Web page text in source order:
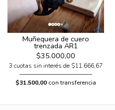
Muñequera de cuero
trenzada AR1
$35.000,00
3 cuotas sin interés de $11.666,67
$31.500,00 con transferencia